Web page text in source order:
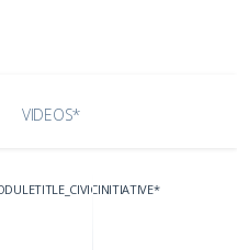
VIDEOS*